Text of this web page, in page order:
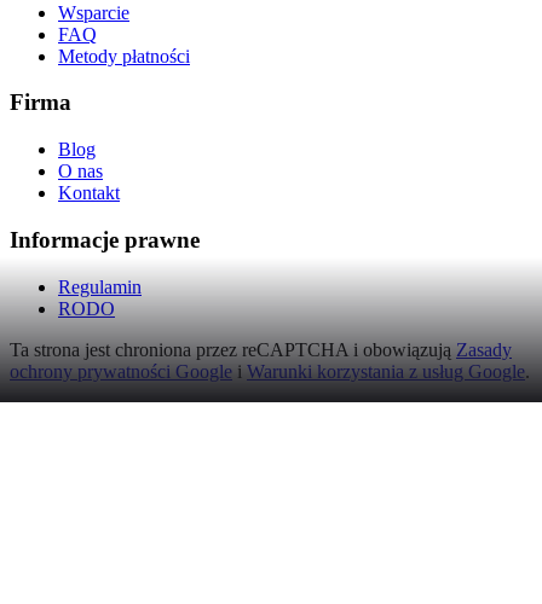
Wsparcie
FAQ
Metody płatności
Firma
Blog
O nas
Kontakt
Informacje prawne
Regulamin
RODO
Ta strona jest chroniona przez reCAPTCHA i obowiązują Zasady
ochrony prywatności Google i Warunki korzystania z usług Google.